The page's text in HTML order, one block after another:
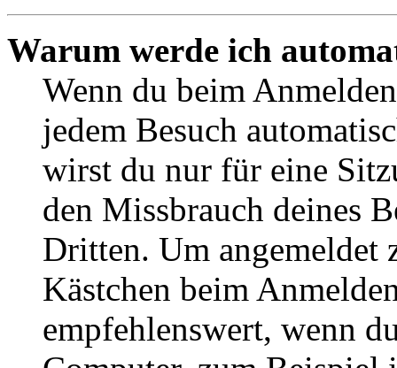
Warum werde ich
Wenn du beim
jedem Besuch
wirst du nur für eine
den Missbrauch deines
Dritten. Um angemeldet
Kästchen beim
empfehlenswert, wenn